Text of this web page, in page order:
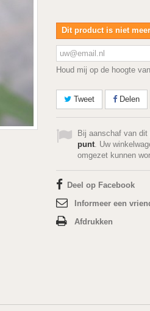
Dit product is niet
Houd mij op de hoogte
Tweet Delen
Bij aanschaf van
punt . Uw
omgezet kunnen
Deel op Facebook
Informeer een
Afdrukken